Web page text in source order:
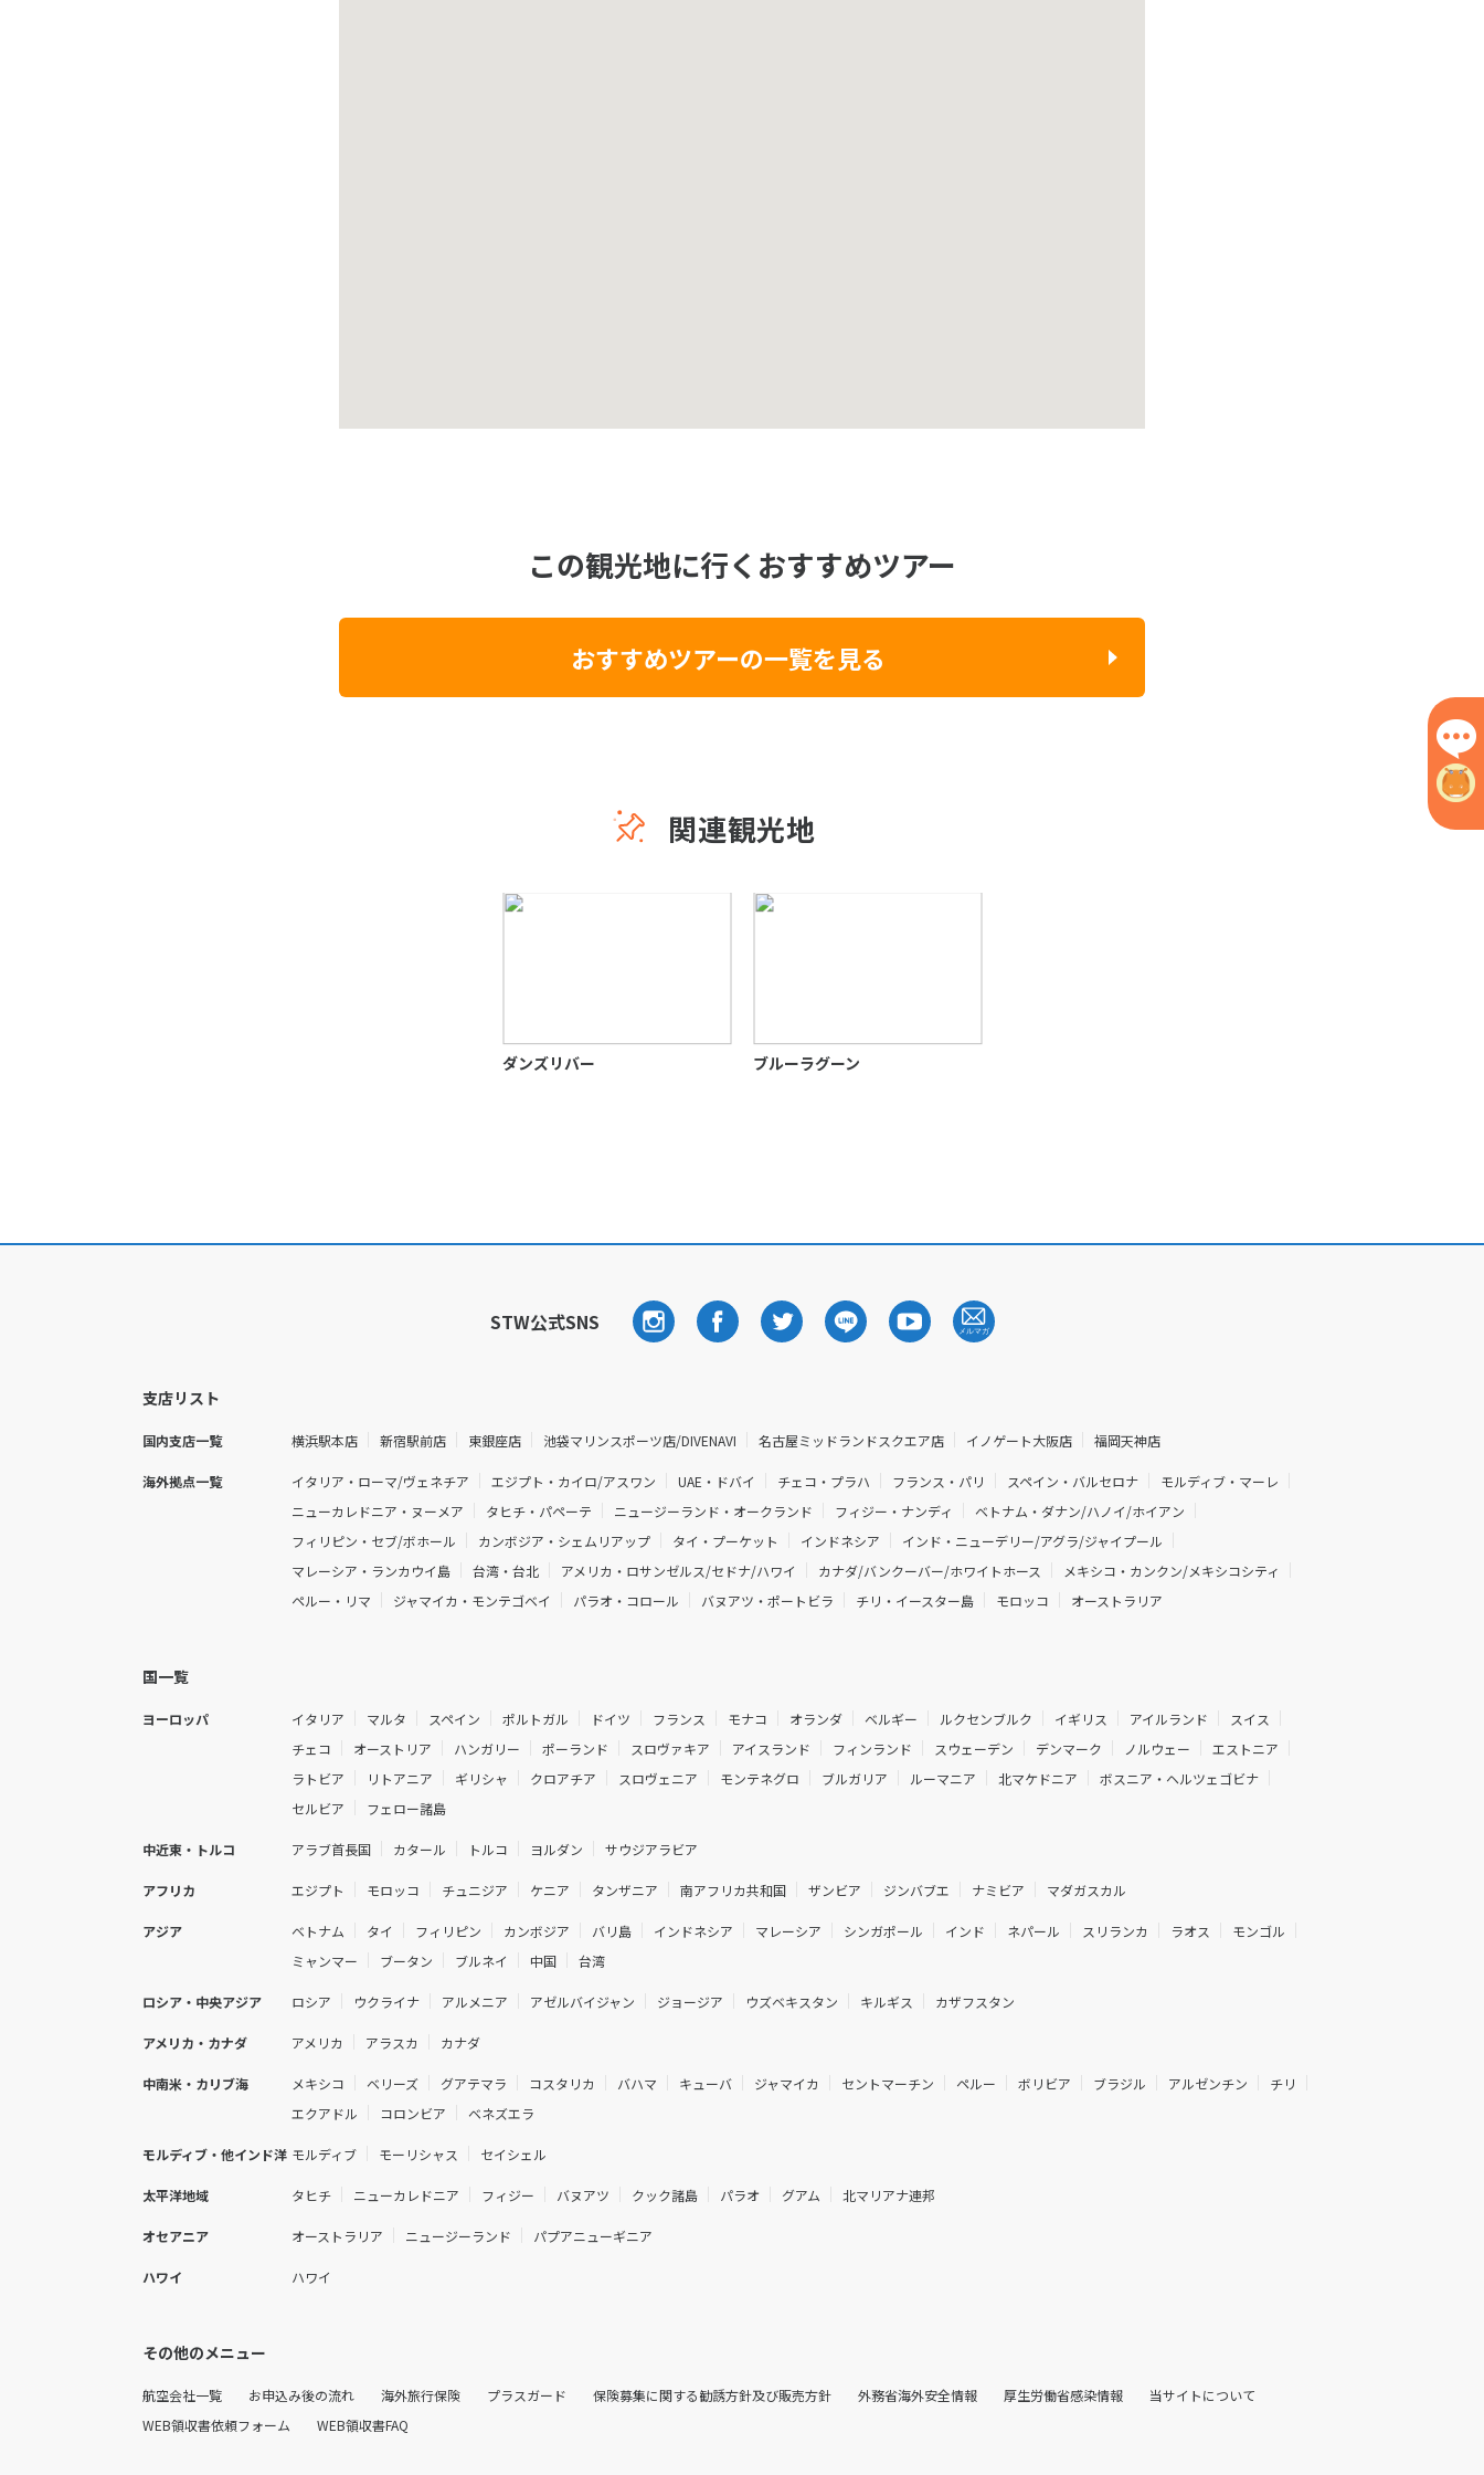
この観光地に行くおすすめツアー
おすすめツアーの一覧を見る
関連観光地
ダンズリバー ブルーラグーン
STW公式SNS
支店リスト
国内支店一覧 横浜駅本店 新宿駅前店 東銀座店 池袋マリンスポーツ店/DIVENAVI 名古屋ミッドランドスクエア店 イノゲート大阪店 福岡天神店
海外拠点一覧 イタリア・ローマ/ヴェネチア エジプト・カイロ/アスワン UAE・ドバイ チェコ・プラハ フランス・パリ スペイン・バルセロナ
モルディブ・マーレ
ニューカレドニア・ヌーメア
タヒチ・パペーテ ニュージーランド・オークランド フィジー・ナンディ
ベトナム・ダナン/ハノイ/ホイアン
フィリピン・セブ/ボホール
カンボジア・シェムリアップ タイ・プーケット インドネシア
インド・ニューデリー/アグラ/ジャイプール
マレーシア・ランカウイ島
台湾・台北 アメリカ・ロサンゼルス/セドナ/ハワイ カナダ/バンクーバー/ホワイトホース
メキシコ・カンクン/メキシコシティ
ペルー・リマ
ジャマイカ・モンテゴベイ パラオ・コロール バヌアツ・ポートビラ チリ・イースター島 モロッコ オーストラリア
国一覧
ヨーロッパ イタリア マルタ スペイン ポルトガル ドイツ フランス モナコ オランダ ベルギー ルクセンブルク イギリス アイルランド
スイス
チェコ
オーストリア ハンガリー ポーランド スロヴァキア アイスランド フィンランド スウェーデン デンマーク ノルウェー
エストニア
ラトビア
リトアニア ギリシャ クロアチア スロヴェニア モンテネグロ ブルガリア ルーマニア 北マケドニア
ボスニア・ヘルツェゴビナ
セルビア
フェロー諸島
中近東・トルコ アラブ首長国 カタール トルコ ヨルダン サウジアラビア
アフリカ エジプト モロッコ チュニジア ケニア タンザニア 南アフリカ共和国 ザンビア ジンバブエ ナミビア マダガスカル
アジア ベトナム タイ フィリピン カンボジア バリ島 インドネシア マレーシア シンガポール インド ネパール スリランカ ラオス
モンゴル
ミャンマー
ブータン ブルネイ 中国 台湾
ロシア・中央アジア ロシア ウクライナ アルメニア アゼルバイジャン ジョージア ウズベキスタン キルギス カザフスタン
アメリカ・カナダ アメリカ アラスカ カナダ
中南米・カリブ海 メキシコ ベリーズ グアテマラ コスタリカ バハマ キューバ ジャマイカ セントマーチン ペルー ボリビア ブラジル アルゼンチン
チリ
エクアドル
コロンビア ベネズエラ
モルディブ・他インド洋 モルディブ モーリシャス セイシェル
太平洋地域 タヒチ ニューカレドニア フィジー バヌアツ クック諸島 パラオ グアム 北マリアナ連邦
オセアニア オーストラリア ニュージーランド パプアニューギニア
ハワイ ハワイ
その他のメニュー
航空会社一覧 お申込み後の流れ 海外旅行保険 プラスガード 保険募集に関する勧誘方針及び販売方針 外務省海外安全情報 厚生労働省感染情報
当サイトについて
WEB領収書依頼フォーム
WEB領収書FAQ